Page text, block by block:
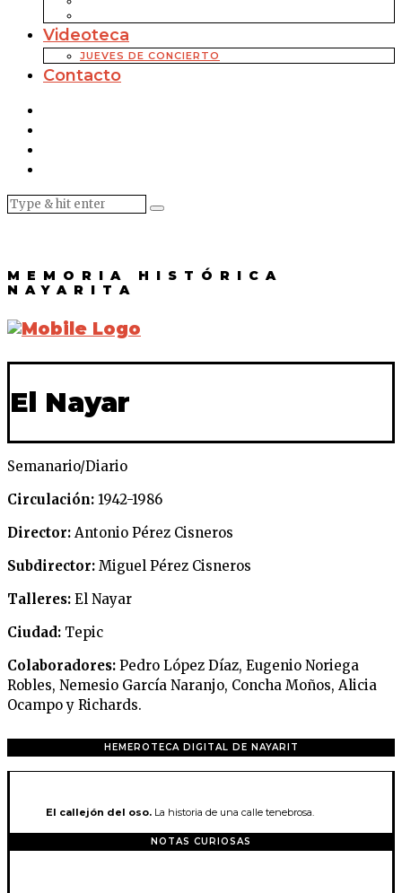
Videoteca
JUEVES DE CONCIERTO
Contacto
MEMORIA HISTÓRICA
NAYARITA
El Nayar
Semanario/Diario
Circulación: 1942-1986
Director: Antonio Pérez Cisneros
Subdirector: Miguel Pérez Cisneros
Talleres: El Nayar
Ciudad: Tepic
Colaboradores: Pedro López Díaz, Eugenio Noriega
Robles, Nemesio García Naranjo, Concha Moños, Alicia
Ocampo y Richards.
HEMEROTECA DIGITAL DE NAYARIT
El callejón del oso. La historia de una calle tenebrosa.
NOTAS CURIOSAS